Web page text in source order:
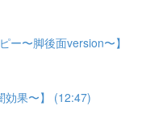
ー〜脚後面version〜】
効果〜】 (12:47)